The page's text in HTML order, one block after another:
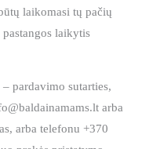
laikomasi tų pačių
laikytis
pardavimo sutarties,
arba
arba telefonu +370